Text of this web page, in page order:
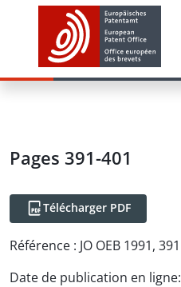
Pages 391-401
Télécharger PDF
Référence : JO OEB 1991, 391
Date de publication en ligne: